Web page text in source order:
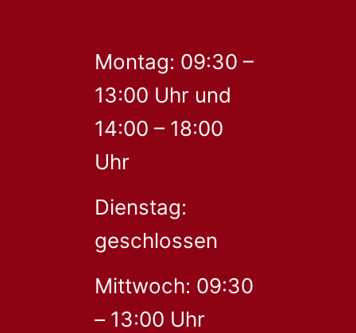
Montag: 09:30 –
13:00 Uhr und
14:00 – 18:00
Uhr
Dienstag:
geschlossen
Mittwoch: 09:30
– 13:00 Uhr